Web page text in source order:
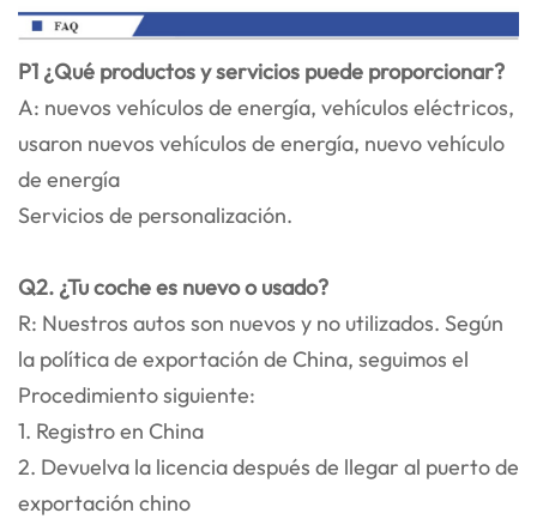
P1 ¿Qué productos y servicios puede proporcionar?
A: nuevos vehículos de energía, vehículos eléctricos,
usaron nuevos vehículos de energía, nuevo vehículo
de energía
Servicios de personalización.
Q2. ¿Tu coche es nuevo o usado?
R: Nuestros autos son nuevos y no utilizados. Según
la política de exportación de China, seguimos el
Procedimiento siguiente:
1. Registro en China
2. Devuelva la licencia después de llegar al puerto de
exportación chino